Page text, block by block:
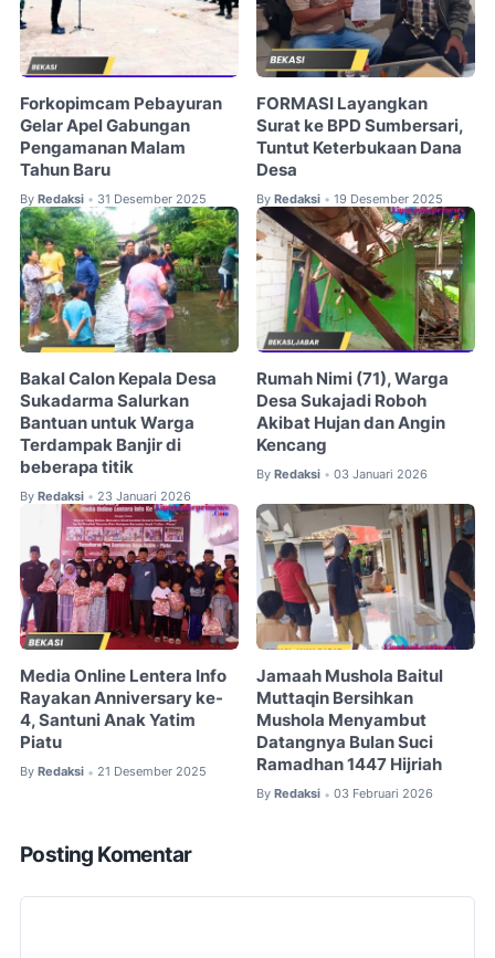
Forkopimcam Pebayuran
Gelar Apel Gabungan
Pengamanan Malam
Tahun Baru
By Redaksi • 31 Desember 2025
FORMASI Layangkan
Surat ke BPD Sumbersari,
Tuntut Keterbukaan Dana
Desa
By Redaksi • 19 Desember 2025
Bakal Calon Kepala Desa
Sukadarma Salurkan
Bantuan untuk Warga
Terdampak Banjir di
beberapa titik
By Redaksi • 23 Januari 2026
Rumah Nimi (71), Warga
Desa Sukajadi Roboh
Akibat Hujan dan Angin
Kencang
By Redaksi • 03 Januari 2026
Media Online Lentera Info
Rayakan Anniversary ke-
4, Santuni Anak Yatim
Piatu
By Redaksi • 21 Desember 2025
Jamaah Mushola Baitul
Muttaqin Bersihkan
Mushola Menyambut
Datangnya Bulan Suci
Ramadhan 1447 Hijriah
By Redaksi • 03 Februari 2026
Posting Komentar